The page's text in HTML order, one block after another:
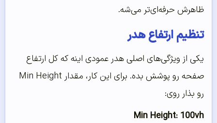
ظاهرش حرفه‌ای‌تر می‌شه.
تنظیم ارتفاع هدر
یکی از ویژگی‌های اصلی هدر عمودی اینه که کل ارتفاع
صفحه رو پوشش بده. برای این کار، مقدار Min Height
رو بذار روی:
Min Height: 100vh